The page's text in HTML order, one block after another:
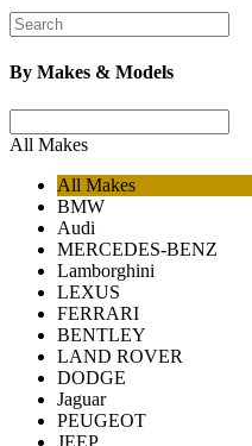
By Makes & Models
All Makes
All Makes
BMW
Audi
MERCEDES-BENZ
Lamborghini
LEXUS
FERRARI
BENTLEY
LAND ROVER
DODGE
Jaguar
PEUGEOT
JEEP